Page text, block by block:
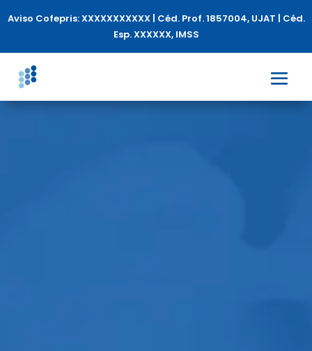
Aviso Cofepris: XXXXXXXXXXX | Céd. Prof. 1857004, UJAT | Céd.
Esp. XXXXXX, IMSS